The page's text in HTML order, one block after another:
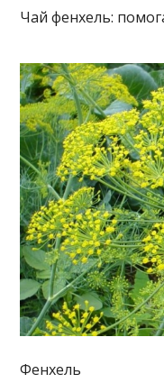
Чай фенхель:
Фенхель